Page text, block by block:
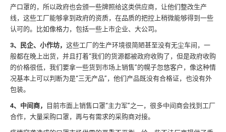
产口罩的，所以政府也会颁一些牌照给这类供应商，让他们整改生产
线，这些工厂能够拿到政府的资质，在品质的把控上稍微能够得到一些
认可的。比如像格力，包括一些上市企业、大公司。
3、民企、小作坊， 这些工厂的生产环境很简陋甚至没有无尘车间，一
般都在晚上出货，并且打着“我们的货源都被政府收购了，但是政府收购
的价格很低，我们要拿一些货到市场上销售”的幌子忽悠客户，像这种情
况基本上可以判断为是“三无产品”，他们产品既没有合格证，也没有外
包装。
4、中间商，
目前市面上销售口罩“主力军”之一，很多中间商会找到工厂
合作，大量采购口罩，再与有需求的采购商对接。